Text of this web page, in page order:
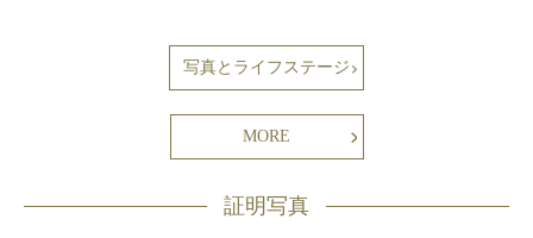
写真とライフステージ
MORE
証明写真